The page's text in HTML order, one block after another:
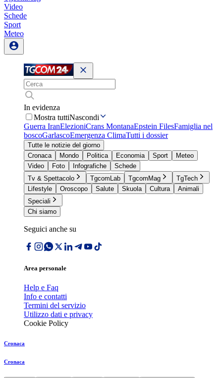
Video
Schede
Sport
Meteo
In evidenza
Mostra tuttiNascondi
Guerra IranElezioniCrans MontanaEpstein FilesFamiglia nel
boscoGarlascoEmergenza ClimaTutti i dossier
Tutte le notizie del giorno
Cronaca
Mondo Politica Economia Sport
Meteo
Video
Foto Infografiche
Schede
Tv & Spettacolo
TgcomLab TgcomMag
TgTech
Lifestyle
Oroscopo Salute Skuola Cultura
Animali
Speciali
Chi siamo
Seguici anche su
Area personale
Help e Faq
Info e contatti
Termini del servizio
Utilizzo dati e privacy
Cookie Policy
Cronaca
Cronaca